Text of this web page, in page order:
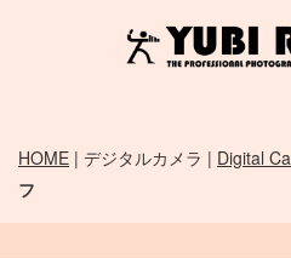
HOME | デジタルカメラ | Digital
フ